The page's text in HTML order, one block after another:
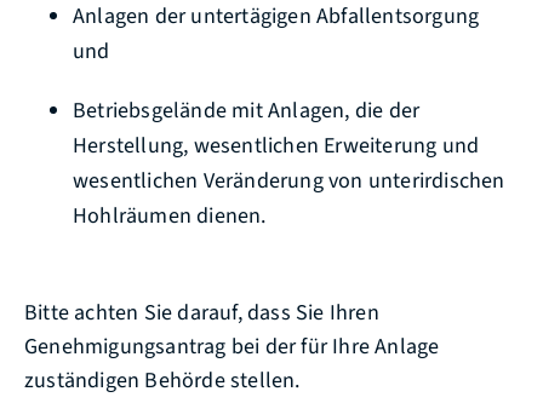
Anlagen der untertägigen Abfallentsorgung
und
Betriebsgelände mit Anlagen, die der
Herstellung, wesentlichen Erweiterung und
wesentlichen Veränderung von unterirdischen
Hohlräumen dienen.
Bitte achten Sie darauf, dass Sie Ihren
Genehmigungsantrag bei der für Ihre Anlage
zuständigen Behörde stellen.